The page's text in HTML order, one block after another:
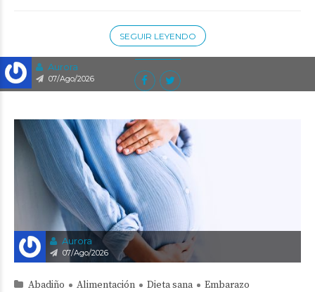
Aurora
07/Ago/2026
SEGUIR LEYENDO
Aurora
07/Ago/2026
Abadiño Alimentación Dieta sana
Embarazo